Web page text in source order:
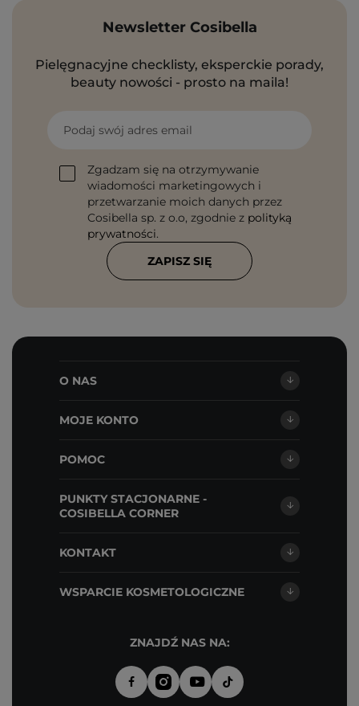
Newsletter Cosibella
Pielęgnacyjne checklisty, eksperckie porady,
beauty nowości - prosto na maila!
Podaj swój adres email
Zgadzam się na otrzymywanie
wiadomości marketingowych i
przetwarzanie moich danych przez
Cosibella sp. z o.o, zgodnie z polityką
prywatności.
ZAPISZ SIĘ
O NAS
MOJE KONTO
POMOC
PUNKTY STACJONARNE -
COSIBELLA CORNER
KONTAKT
WSPARCIE KOSMETOLOGICZNE
ZNAJDŹ NAS NA: